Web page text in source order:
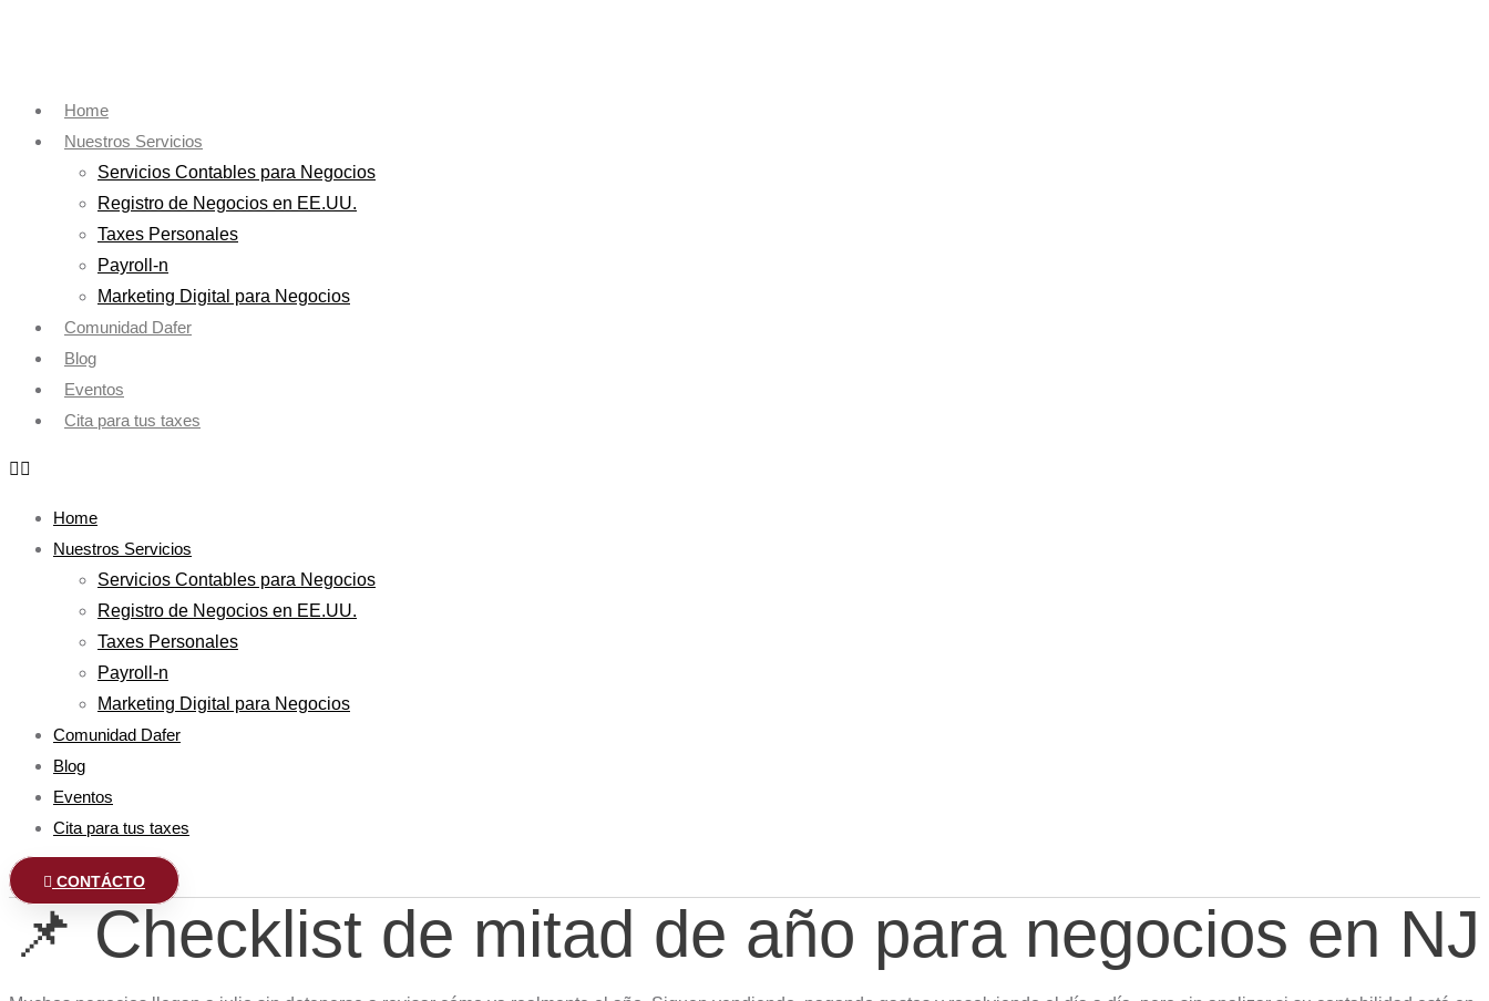
Home
Nuestros Servicios
Servicios Contables para Negocios
Registro de Negocios en EE.UU.
Taxes Personales
Payroll-n
Marketing Digital para Negocios
Comunidad Dafer
Blog
Eventos
Cita para tus taxes
Home
Nuestros Servicios
Servicios Contables para Negocios
Registro de Negocios en EE.UU.
Taxes Personales
Payroll-n
Marketing Digital para Negocios
Comunidad Dafer
Blog
Eventos
Cita para tus taxes
CONTÁCTO
📌 Checklist de mitad de año para negocios en NJ